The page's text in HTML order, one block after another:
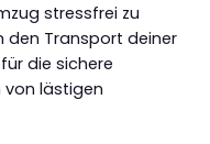
stressfrei zu
den Transport deiner
die sichere
lästigen